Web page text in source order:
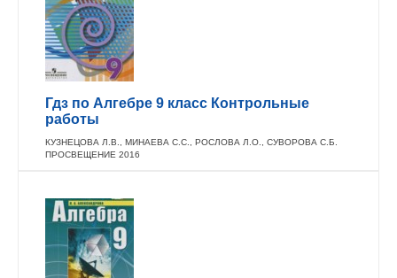
Гдз по Алгебре 9 класс Контрольные
работы
КУЗНЕЦОВА Л.В., МИНАЕВА С.С., РОСЛОВА Л.О., СУВОРОВА С.Б.
ПРОСВЕЩЕНИЕ 2016